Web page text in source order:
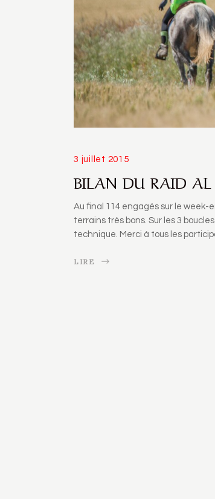
3 juillet 2015
BILAN DU RAID
Au final 114 engagés sur le week-
terrains très bons. Sur les 3
technique. Merci à tous les
LIRE